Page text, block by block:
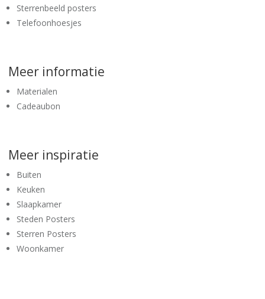
Sterrenbeeld posters
Telefoonhoesjes
Meer informatie
Materialen
Cadeaubon
Meer inspiratie
Buiten
Keuken
Slaapkamer
Steden Posters
Sterren Posters
Woonkamer